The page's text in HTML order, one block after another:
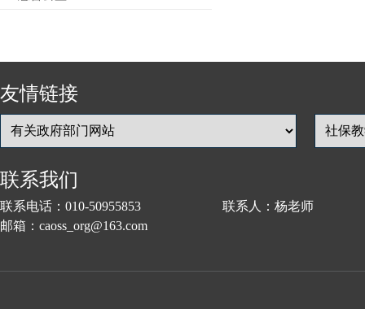
友情链接
联系我们
联系电话：010-50955853 联系人：杨老师
邮箱：caoss_org@163.com